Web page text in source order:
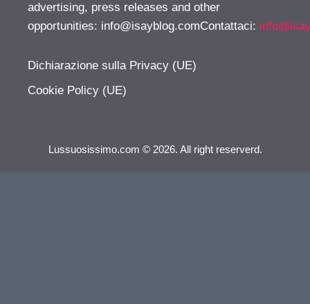
advertising, press releases and other
opportunities: info@isayblog.comContattaci:
Dichiarazione sulla Privacy (UE)
Cookie Policy (UE)
Lussuosissimo.com © 2026. All right reserverd.